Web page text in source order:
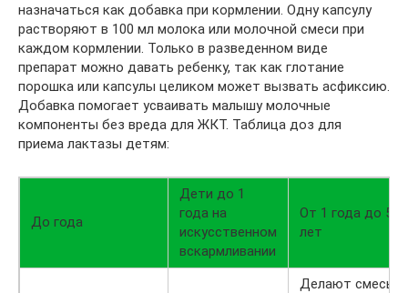
назначаться как добавка при кормлении. Одну капсулу
растворяют в 100 мл молока или молочной смеси при
каждом кормлении. Только в разведенном виде
препарат можно давать ребенку, так как глотание
порошка или капсулы целиком может вызвать асфиксию.
Добавка помогает усваивать малышу молочные
компоненты без вреда для ЖКТ. Таблица доз для
приема лактазы детям:
До года
Дети до 1
года на
искусственном
вскармливании
От 1 года до 5
лет
Делают смесь